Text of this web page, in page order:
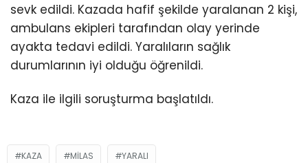
sevk edildi. Kazada hafif şekilde yaralanan 2 kişi,
ambulans ekipleri tarafından olay yerinde
ayakta tedavi edildi. Yaralıların sağlık
durumlarının iyi olduğu öğrenildi.
Kaza ile ilgili soruşturma başlatıldı.
KAZA MILAS YARALI